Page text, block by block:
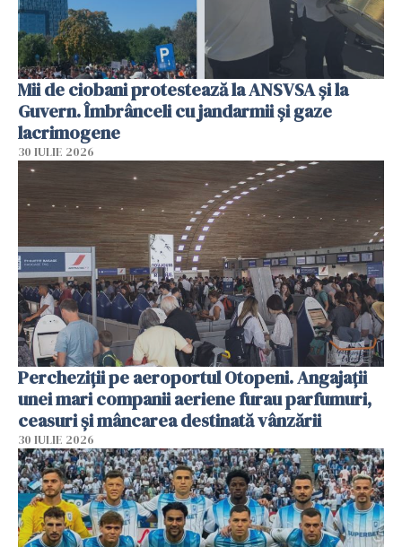
Mii de ciobani protestează la ANSVSA și la
Guvern. Îmbrânceli cu jandarmii și gaze
lacrimogene
30 IULIE 2026
Percheziții pe aeroportul Otopeni. Angajații
unei mari companii aeriene furau parfumuri,
ceasuri și mâncarea destinată vânzării
30 IULIE 2026